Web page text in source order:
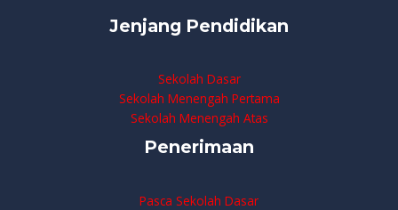
Jenjang Pendidikan
Sekolah Dasar
Sekolah Menengah Pertama
Sekolah Menengah Atas
Penerimaan
Pasca Sekolah Dasar